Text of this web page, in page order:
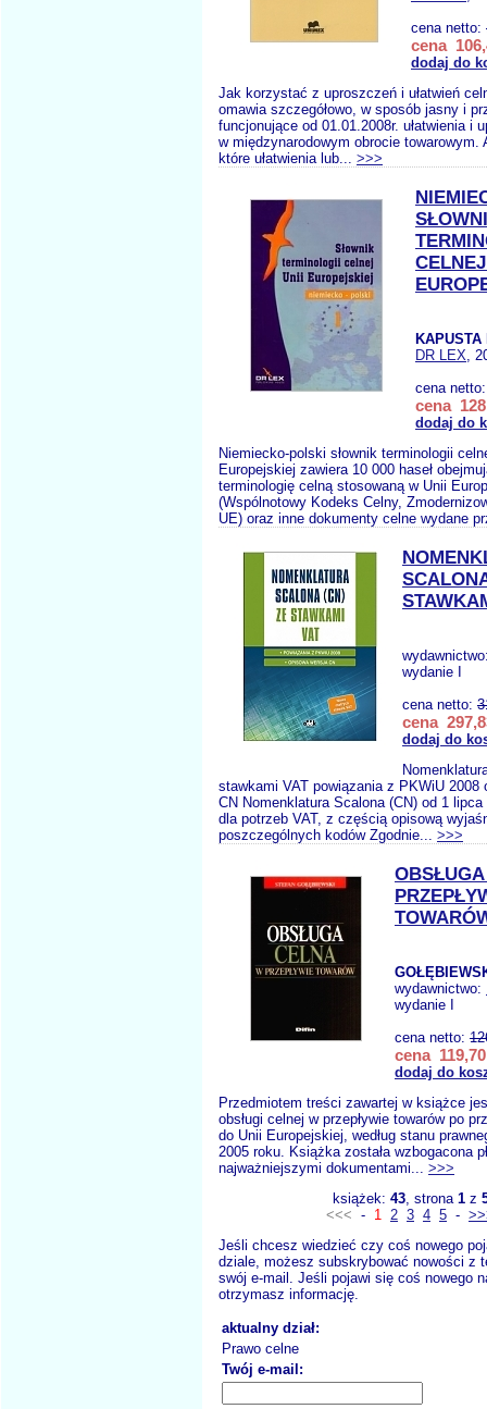
cena netto:
cena
dodaj do
Jak korzystać z uproszczeń i ułatwień
omawia szczegółowo, w sposób jasny i
funcjonujące od 01.01.2008r. ułatwienia i
w międzynarodowym obrocie towarowym.
które ułatwienia lub... >>>
KAPUSTA
DR LEX,
cena
cena
dodaj do
Niemiecko-polski słownik terminologii
Europejskiej zawiera 10 000 haseł
terminologię celną stosowaną w Unii
(Wspólnotowy Kodeks Celny,
UE) oraz inne dokumenty celne wydane
wydanie I
cena netto:
cena
dodaj do
stawkami VAT powiązania z PKWiU 2008
CN Nomenklatura Scalona (CN) od 1 lipca
dla potrzeb VAT, z częścią opisową
poszczególnych kodów Zgodnie... >>>
wydawnictwo:
wydanie I
cena netto:
cena 119,70
dodaj do
Przedmiotem treści zawartej w książce
obsługi celnej w przepływie towarów po
do Unii Europejskiej, według stanu
2005 roku. Książka została wzbogacona
najważniejszymi dokumentami... >>>
książek: 43, strona 1z
<<< - 1 2 3 4 5 -
Jeśli chcesz wiedzieć czy coś nowego
dziale, możesz subskrybować nowości z
swój e-mail. Jeśli pojawi się coś nowego
otrzymasz informację.
aktualny dział:
Prawo celne
Twój e-mail: